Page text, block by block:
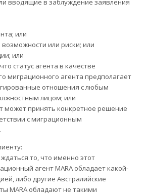
вводящие в заблуждение заявления
или
или риски; или
или
статус агента в качестве
миграционного агента предполагает
отношения с любым
лицом; или
может принять конкретное решение
с миграционным
то, что именно этот
агент MARA обладает какой-
либо другие Австралийские
MARA обладают не такими